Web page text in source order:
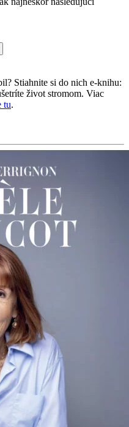
Stiahnite si do nich e-knihu:
život stromom. Viac
tu.